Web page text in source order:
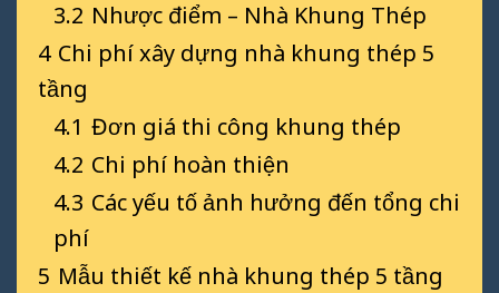
3.2 Nhược điểm – Nhà Khung Thép
4 Chi phí xây dựng nhà khung thép 5
tầng
4.1 Đơn giá thi công khung thép
4.2 Chi phí hoàn thiện
4.3 Các yếu tố ảnh hưởng đến tổng chi
phí
5 Mẫu thiết kế nhà khung thép 5 tầng